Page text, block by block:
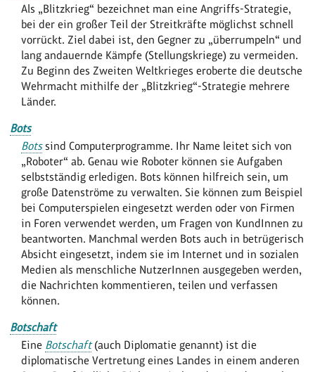
Als „Blitzkrieg“ bezeichnet man eine Angriffs-Strategie,
bei der ein großer Teil der Streitkräfte möglichst schnell
vorrückt. Ziel dabei ist, den Gegner zu „überrumpeln“ und
lang andauernde Kämpfe (Stellungskriege) zu vermeiden.
Zu Beginn des Zweiten Weltkrieges eroberte die deutsche
Wehrmacht mithilfe der „Blitzkrieg“-Strategie mehrere
Länder.
Bots
Botssind Computerprogramme. Ihr Name leitet sich von
„Roboter“ ab. Genau wie Roboter können sie Aufgaben
selbstständig erledigen. Bots können hilfreich sein, um
große Datenströme zu verwalten. Sie können zum Beispiel
bei Computerspielen eingesetzt werden oder von Firmen
in Foren verwendet werden, um Fragen von KundInnen zu
beantworten. Manchmal werden Bots auch in betrügerisch
Absicht eingesetzt, indem sie im Internet und in sozialen
Medien als menschliche NutzerInnen ausgegeben werden,
die Nachrichten kommentieren, teilen und verfassen
können.
Botschaft
Eine Botschaft(auch Diplomatie genannt) ist die
diplomatische Vertretung eines Landes in einem anderen